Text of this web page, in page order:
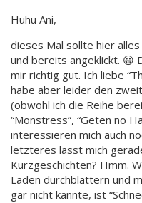
Huhu Ani,
dieses Mal sollte hier
und bereits angeklickt. 😀
mir richtig gut. Ich liebe
habe aber leider den
(obwohl ich die Reihe
“Monstress”, “Geten no
interessieren mich auch
letzteres lässt mich
Kurzgeschichten? Hmm.
Laden durchblättern und
gar nicht kannte, ist